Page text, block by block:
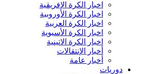
اخبار الكرة الإفريقية
اخبار الكرة الأوروبية
اخبار الكرة العربية
اخبار الكرة الأسيوية
اخبار الكرة الاتينية
أخبار الإنتقالات
أخبار عامة
دوريات